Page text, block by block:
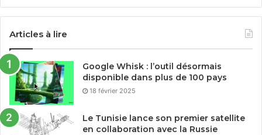
Articles à lire
Google Whisk : l’outil désormais
disponible dans plus de 100 pays
18 février 2025
Le Tunisie lance son premier satellite
en collaboration avec la Russie